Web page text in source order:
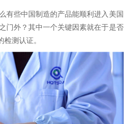
有些中国制造的产品能顺利进入美国
门外？其中一个关键因素就在于是否
测认证。